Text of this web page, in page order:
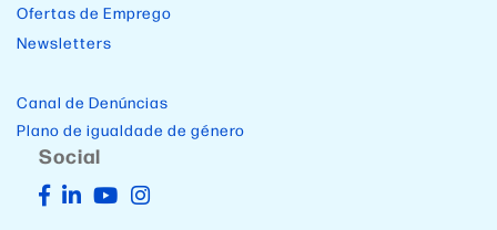
Ofertas de Emprego
Newsletters
Canal de Denúncias
Plano de igualdade de género
Social